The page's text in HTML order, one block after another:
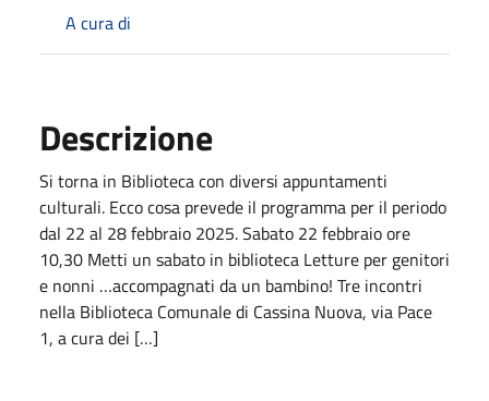
A cura di
Descrizione
Si torna in Biblioteca con diversi appuntamenti
culturali. Ecco cosa prevede il programma per il periodo
dal 22 al 28 febbraio 2025. Sabato 22 febbraio ore
10,30 Metti un sabato in biblioteca Letture per genitori
e nonni …accompagnati da un bambino! Tre incontri
nella Biblioteca Comunale di Cassina Nuova, via Pace
1, a cura dei […]